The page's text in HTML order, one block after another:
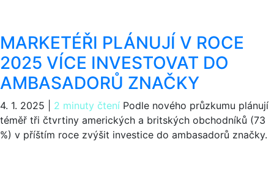
MARKETÉŘI PLÁNUJÍ V ROCE
2025 VÍCE INVESTOVAT DO
AMBASADORŮ ZNAČKY
4. 1. 2025 2 minuty čtení Podle nového průzkumu plánují
téměř tři čtvrtiny amerických a britských obchodníků (73
%) v příštím roce zvýšit investice do ambasadorů značky.